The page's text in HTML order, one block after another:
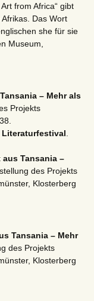
from Africa“ gibt
Das Wort
she für sie
Museum,
– Mehr als
Projekts
Literaturfestival
aus Tansania –
des Projekts
Klosterberg
Tansania – Mehr
des Projekts
Klosterberg